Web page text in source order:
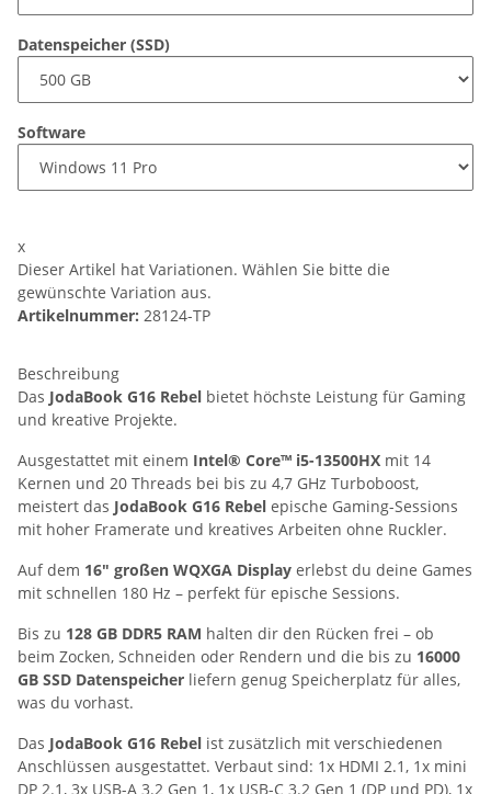
Datenspeicher (SSD)
Software
x
Dieser Artikel hat Variationen. Wählen Sie bitte die
gewünschte Variation aus.
Artikelnummer: 28124-TP
Beschreibung
Das JodaBook G16 Rebel bietet höchste Leistung für Gaming
und kreative Projekte.
Ausgestattet mit einem Intel® Core™ i5-13500HX mit 14
Kernen und 20 Threads bei bis zu 4,7 GHz Turboboost,
meistert das JodaBook G16 Rebel epische Gaming-Sessions
mit hoher Framerate und kreatives Arbeiten ohne Ruckler.
Auf dem 16" großen WQXGA Display erlebst du deine Games
mit schnellen 180 Hz – perfekt für epische Sessions.
Bis zu 128 GB DDR5 RAM halten dir den Rücken frei – ob
beim Zocken, Schneiden oder Rendern und die bis zu 16000
GB SSD Datenspeicher liefern genug Speicherplatz für alles,
was du vorhast.
Das JodaBook G16 Rebel ist zusätzlich mit verschiedenen
Anschlüssen ausgestattet. Verbaut sind: 1x HDMI 2.1, 1x mini
DP 2.1, 3x USB-A 3.2 Gen 1, 1x USB-C 3.2 Gen 1 (DP und PD), 1x